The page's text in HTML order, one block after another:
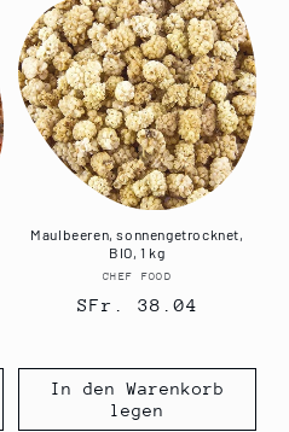
Maulbeeren, sonnengetrocknet,
BIO, 1 kg
Anbieter:
CHEF FOOD
Normaler
SFr. 38.04
In den Warenkorb
legen